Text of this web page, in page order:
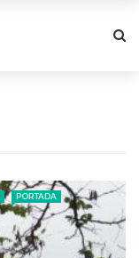
PORTADA